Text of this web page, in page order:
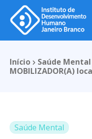
Início Saúde Mental
MOBILIZADOR(A)
Saúde Mental